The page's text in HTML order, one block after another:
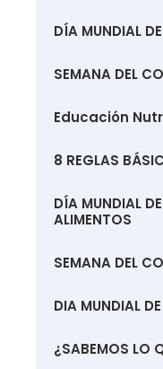
DÍA MUNDIAL
SEMANA DEL
Educación
8 REGLAS
DÍA MUNDIAL
ALIMENTOS
SEMANA DEL
DIA MUNDIAL
¿SABEMOS LO